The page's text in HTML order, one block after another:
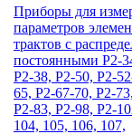
Приборы для
параметров
трактов с
постоянными Р2-
Р2-38, Р2-50, Р2-
65, Р2-67-70, Р2-
Р2-83, Р2-98, Р2-
104, 105, 106, 107,